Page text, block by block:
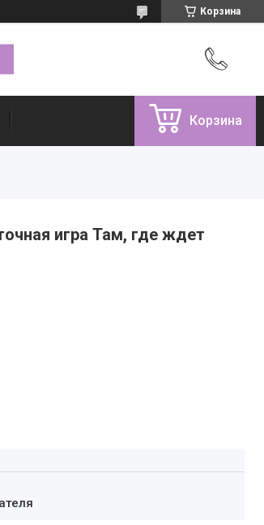
Корзина
Корзина
игра Там, где ждет